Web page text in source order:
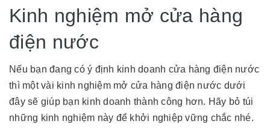
Kinh nghiệm mở cửa hàng
điện nước
Nếu bạn đang có ý định kinh doanh cửa hàng điện nước
thì một vài kinh nghiệm mở cửa hàng điện nước dưới
đây sẽ giúp bạn kinh doanh thành công hơn. Hãy bỏ túi
những kinh nghiệm này để khởi nghiệp vững chắc nhé.